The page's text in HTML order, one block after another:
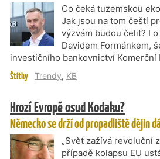
Co čeká tuzemskou
Jak jsou na tom čeští
výzvám budou čelit? I
Davidem Formánkem,
investičního bankovnictví Komerční
Štítky Trendy, KB
Hrozí Evropě osud Kodaku?
Německo se drží od propadliště dějin
„Svět zažívá revoluční
případě kolapsu EU